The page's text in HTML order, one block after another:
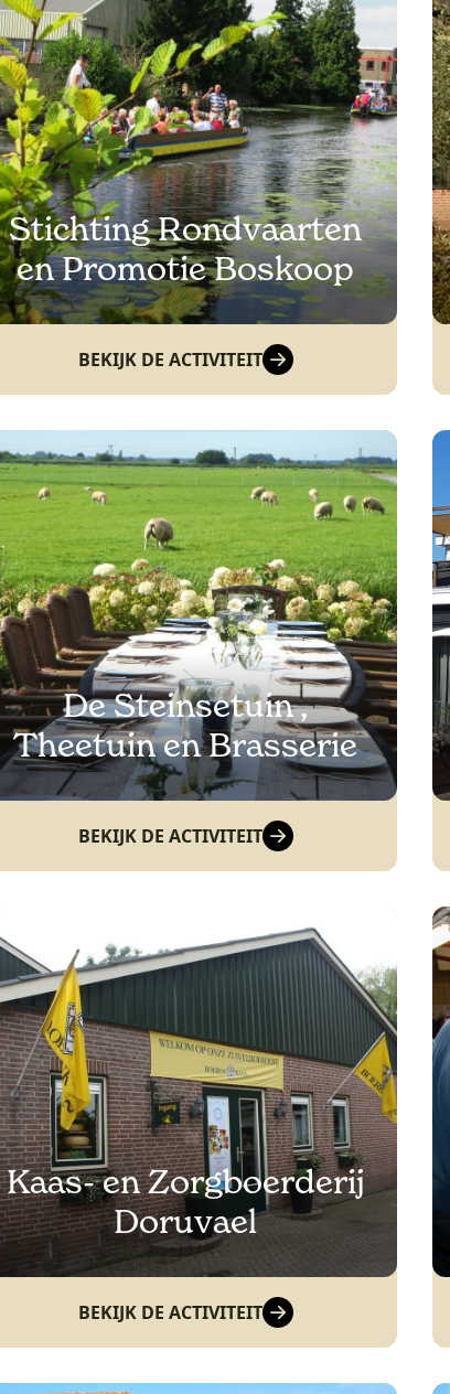
Stichting Rondvaarten
en Promotie Boskoop
BEKIJK DE ACTIVITEIT
De Steinsetuin ,
Theetuin en Brasserie
BEKIJK DE ACTIVITEIT
Kaas- en Zorgboerderij
Doruvael
BEKIJK DE ACTIVITEIT